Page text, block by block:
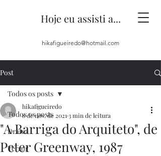
Hoje eu assisti a...
hikafigueiredo@hotmail.com
Post
Todos os posts
Drama
Terror
Todos os posts
"A Barriga do Arquiteto", de
Peter Greenway, 1987
hikafigueiredo
8 de nov. de 2021 3 min de leitura